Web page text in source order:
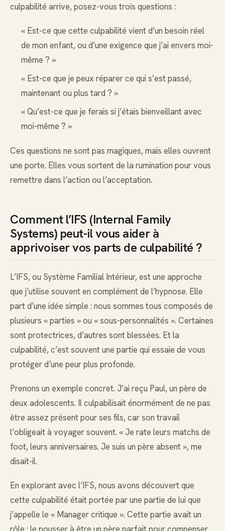
culpabilité arrive, posez-vous trois questions :
« Est-ce que cette culpabilité vient d’un besoin réel
de mon enfant, ou d’une exigence que j’ai envers moi-
même ? »
« Est-ce que je peux réparer ce qui s’est passé,
maintenant ou plus tard ? »
« Qu’est-ce que je ferais si j’étais bienveillant avec
moi-même ? »
Ces questions ne sont pas magiques, mais elles ouvrent
une porte. Elles vous sortent de la rumination pour vous
remettre dans l’action ou l’acceptation.
Comment l’IFS (Internal Family
Systems) peut-il vous aider à
apprivoiser vos parts de culpabilité ?
L’IFS, ou Système Familial Intérieur, est une approche
que j’utilise souvent en complément de l’hypnose. Elle
part d’une idée simple : nous sommes tous composés de
plusieurs « parties » ou « sous-personnalités ». Certaines
sont protectrices, d’autres sont blessées. Et la
culpabilité, c’est souvent une partie qui essaie de vous
protéger d’une peur plus profonde.
Prenons un exemple concret. J’ai reçu Paul, un père de
deux adolescents. Il culpabilisait énormément de ne pas
être assez présent pour ses fils, car son travail
l’obligeait à voyager souvent. « Je rate leurs matchs de
foot, leurs anniversaires. Je suis un père absent », me
disait-il.
En explorant avec l’IFS, nous avons découvert que
cette culpabilité était portée par une partie de lui que
j’appelle le « Manager critique ». Cette partie avait un